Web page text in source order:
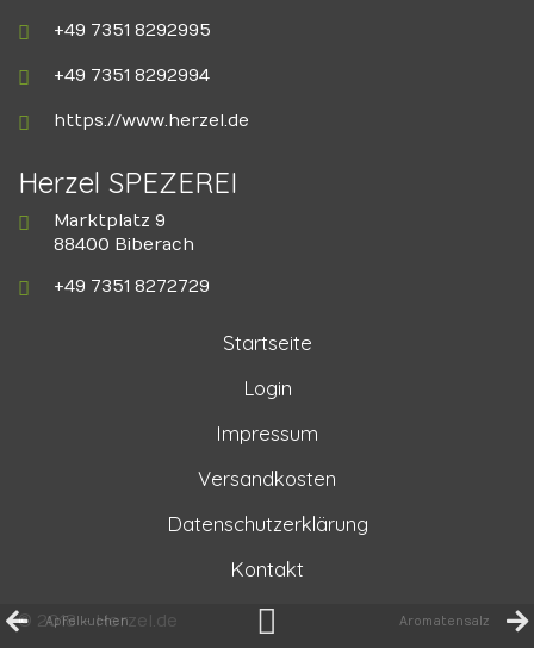
Apfelkuchen Aromatensalz
+49 7351 8292995
+49 7351 8292994
https://www.herzel.de
Herzel SPEZEREI
Marktplatz 9
88400 Biberach
+49 7351 8272729
Startseite
Login
Impressum
Versandkosten
Datenschutzerklärung
Kontakt
© 2018 - Herzel.de